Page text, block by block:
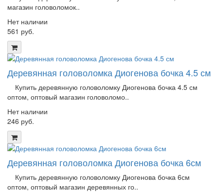
магазин головоломок..
Нет наличии
561 руб.
Деревянная головоломка Диогенова бочка 4.5 см
Купить деревянную головоломку Диогенова бочка 4.5 см
оптом, оптовый магазин головоломо..
Нет наличии
246 руб.
Деревянная головоломка Диогенова бочка 6см
Купить деревянную головоломку Диогенова бочка 6см
оптом, оптовый магазин деревянных го..